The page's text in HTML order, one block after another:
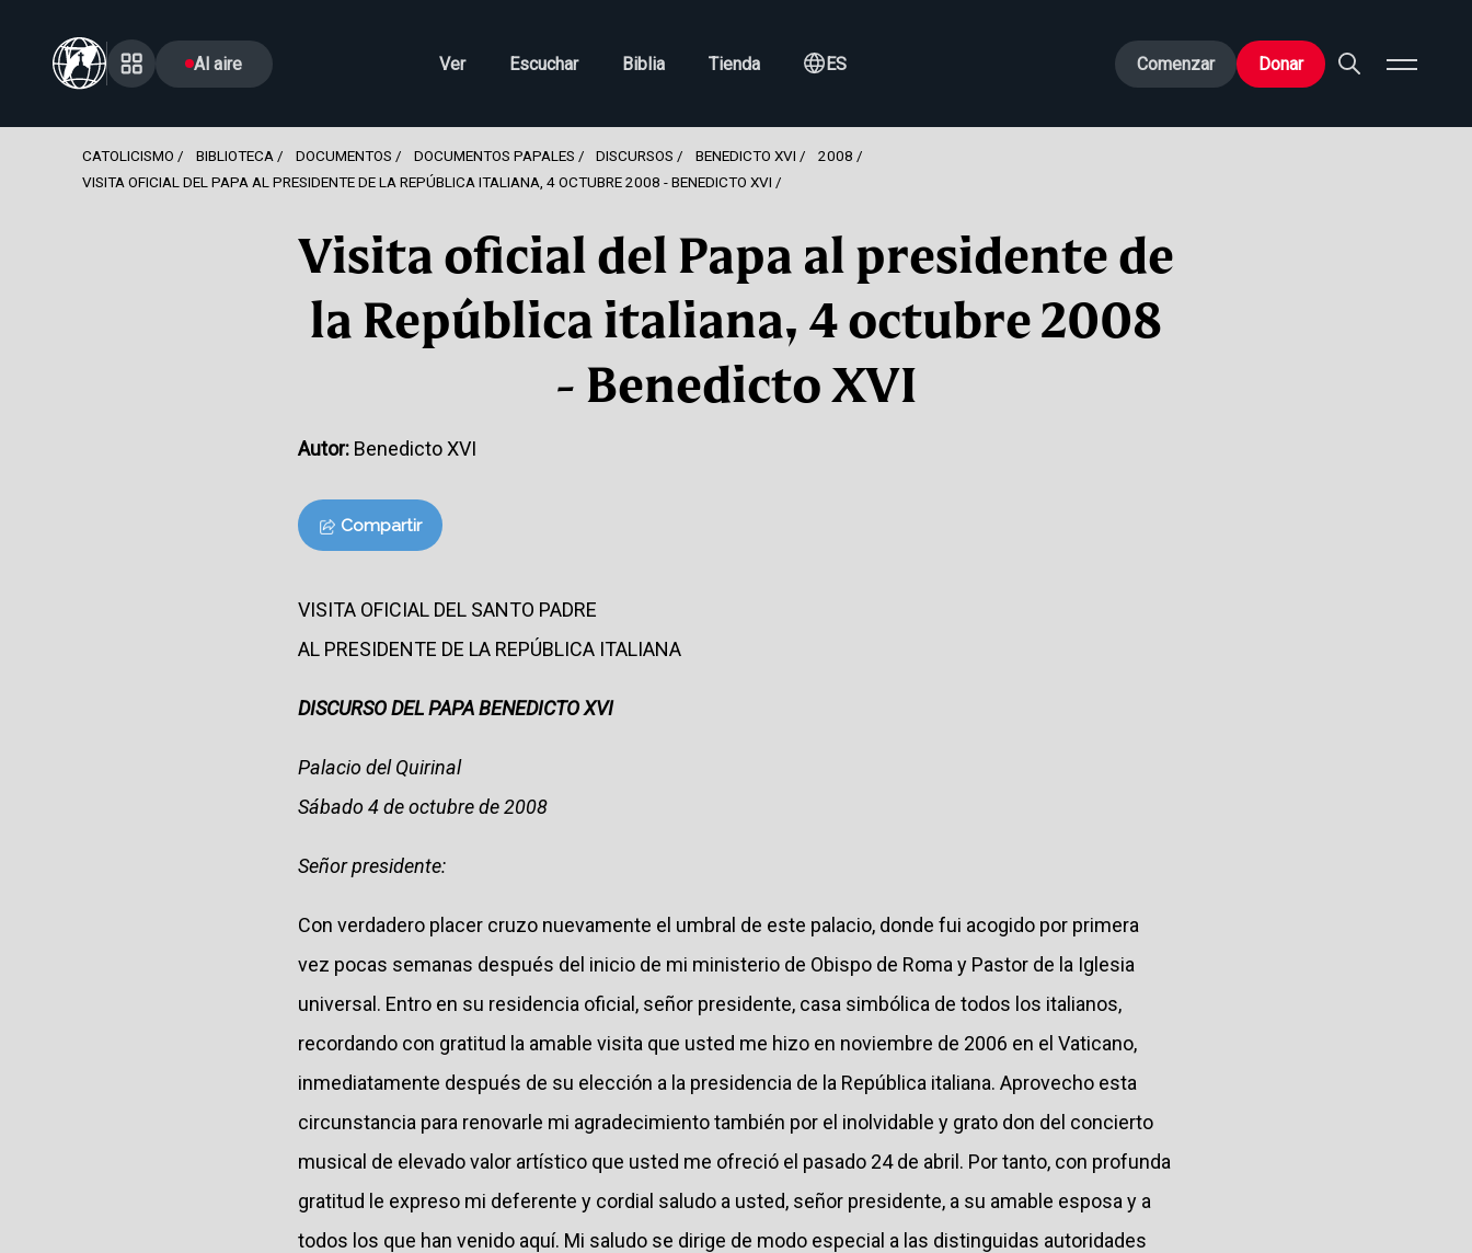
Al aire Ver Escuchar Biblia Tienda ES Comenzar Donar
CATOLICISMO BIBLIOTECA DOCUMENTOS DOCUMENTOS PAPALES DISCURSOS BENEDICTO XVI
2008
VISITA OFICIAL DEL PAPA AL PRESIDENTE DE LA REPÚBLICA ITALIANA, 4 OCTUBRE 2008 - BENEDICTO XVI
Visita oficial del Papa al presidente de
la República italiana, 4 octubre 2008
- Benedicto XVI
Autor: Benedicto XVI
Compartir
VISITA OFICIAL DEL SANTO PADRE
AL PRESIDENTE DE LA REPÚBLICA ITALIANA
DISCURSO DEL PAPA BENEDICTO XVI
Palacio del Quirinal
Sábado 4 de octubre de 2008
Señor presidente:
Con verdadero placer cruzo nuevamente el umbral de este palacio, donde fui acogido por primera
vez pocas semanas después del inicio de mi ministerio de Obispo de Roma y Pastor de la Iglesia
universal. Entro en su residencia oficial, señor presidente, casa simbólica de todos los italianos,
recordando con gratitud la amable visita que usted me hizo en noviembre de 2006 en el Vaticano,
inmediatamente después de su elección a la presidencia de la República italiana. Aprovecho esta
circunstancia para renovarle mi agradecimiento también por el inolvidable y grato don del concierto
musical de elevado valor artístico que usted me ofreció el pasado 24 de abril. Por tanto, con profunda
gratitud le expreso mi deferente y cordial saludo a usted, señor presidente, a su amable esposa y a
todos los que han venido aquí. Mi saludo se dirige de modo especial a las distinguidas autoridades